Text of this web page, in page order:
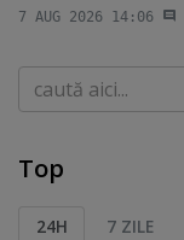
7 AUG 2026 14:06
Caută
Top
24H 7 ZILE